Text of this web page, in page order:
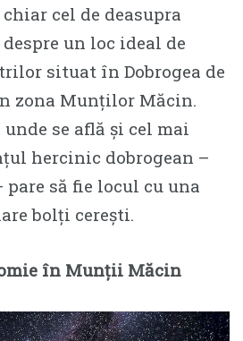
cel de deasupra
un loc ideal de
situat în Dobrogea de
zona Munților Măcin.
se află și cel mai
hercinic dobrogean –
pare să fie locul cu una
bolți cerești.
în Munții Măcin